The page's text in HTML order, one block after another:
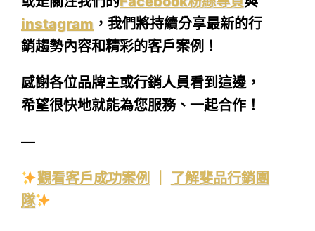
instagram ，我們將持續分享最新的行
銷趨勢內容和精彩的客戶案例！
感謝各位品牌主或行銷人員看到這邊，
希望很快地就能為您服務、一起合作！
—
觀看客戶成功案例
了解斐品行銷團
隊